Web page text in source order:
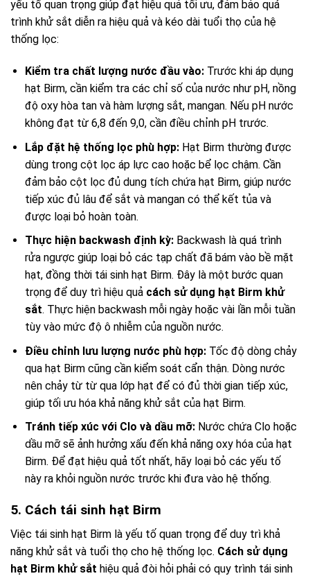
yếu tố quan trọng giúp đạt hiệu quả tối ưu, đảm bảo quá
trình khử sắt diễn ra hiệu quả và kéo dài tuổi thọ của hệ
thống lọc:
Kiểm tra chất lượng nước đầu vào:Trước khi áp dụng
hạt Birm, cần kiểm tra các chỉ số của nước như pH, nồng
độ oxy hòa tan và hàm lượng sắt, mangan. Nếu pH nước
không đạt từ 6,8 đến 9,0, cần điều chỉnh pH trước.
Lắp đặt hệ thống lọc phù hợp:Hạt Birm thường được
dùng trong cột lọc áp lực cao hoặc bể lọc chậm. Cần
đảm bảo cột lọc đủ dung tích chứa hạt Birm, giúp nước
tiếp xúc đủ lâu để sắt và mangan có thể kết tủa và
được loại bỏ hoàn toàn.
Thực hiện backwash định kỳ:Backwash là quá trình
rửa ngược giúp loại bỏ các tạp chất đã bám vào bề mặt
hạt, đồng thời tái sinh hạt Birm. Đây là một bước quan
trọng để duy trì hiệu quả cách sử dụng hạt Birm khử
sắt. Thực hiện backwash mỗi ngày hoặc vài lần mỗi tuần
tùy vào mức độ ô nhiễm của nguồn nước.
Điều chỉnh lưu lượng nước phù hợp:Tốc độ dòng chảy
qua hạt Birm cũng cần kiểm soát cẩn thận. Dòng nước
nên chảy từ từ qua lớp hạt để có đủ thời gian tiếp xúc,
giúp tối ưu hóa khả năng khử sắt của hạt Birm.
Tránh tiếp xúc với Clo và dầu mỡ:Nước chứa Clo hoặc
dầu mỡ sẽ ảnh hưởng xấu đến khả năng oxy hóa của hạt
Birm. Để đạt hiệu quả tốt nhất, hãy loại bỏ các yếu tố
này ra khỏi nguồn nước trước khi đưa vào hệ thống.
5. Cách tái sinh hạt Birm
Việc tái sinh hạt Birm là yếu tố quan trọng để duy trì khả
năng khử sắt và tuổi thọ cho hệ thống lọc. Cách sử dụng
hạt Birm khử sắt hiệu quả đòi hỏi phải có quy trình tái sinh